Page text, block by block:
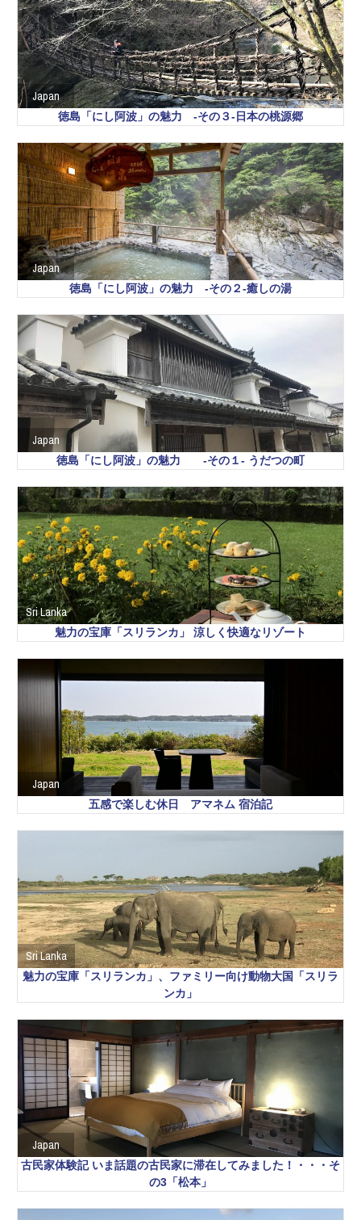
Japan
徳島「にし阿波」の魅力 -その３-日本の桃源郷
Japan
徳島「にし阿波」の魅力 -その２-癒しの湯
Japan
徳島「にし阿波」の魅力 -その１- うだつの町
Sri Lanka
魅力の宝庫「スリランカ」 涼しく快適なリゾート
Japan
五感で楽しむ休日 アマネム 宿泊記
Sri Lanka
魅力の宝庫「スリランカ」、ファミリー向け動物大国「スリラ
ンカ」
Japan
古民家体験記 いま話題の古民家に滞在してみました！・・・そ
の3「松本」